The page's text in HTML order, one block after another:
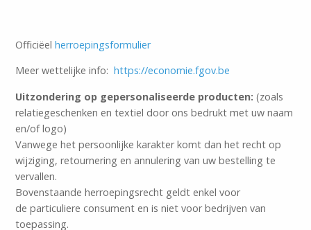
Officiëel herroepingsformulier
Meer wettelijke info: https://economie.fgov.be
Uitzondering op gepersonaliseerde producten: (zoals
relatiegeschenken en textiel door ons bedrukt met uw naam
en/of logo)
Vanwege het persoonlijke karakter komt dan het recht op
wijziging, retournering en annulering van uw bestelling te
vervallen.
Bovenstaande herroepingsrecht geldt enkel voor
de particuliere consument en is niet voor bedrijven van
toepassing.